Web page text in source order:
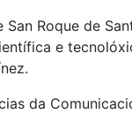
Roque de
e
da